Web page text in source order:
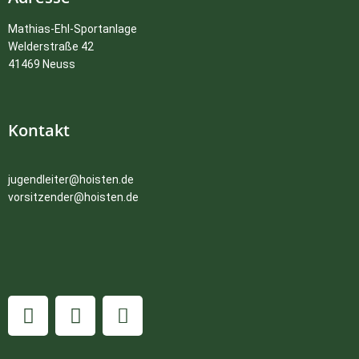
Mathias-Ehl-Sportanlage
Welderstraße 42
41469 Neuss
Kontakt
jugendleiter@hoisten.de
vorsitzender@hoisten.de